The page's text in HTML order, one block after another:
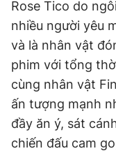
Theo dõi báo trên
Hotline
0906 645 777
Rose Tico do
nhiều người yêu
và là nhân vật
phim với tổng
cùng nhân vật
ấn tượng mạnh
đầy ăn ý, sát
chiến đấu cam